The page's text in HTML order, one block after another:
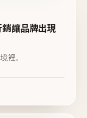
讓品牌出現
裡。